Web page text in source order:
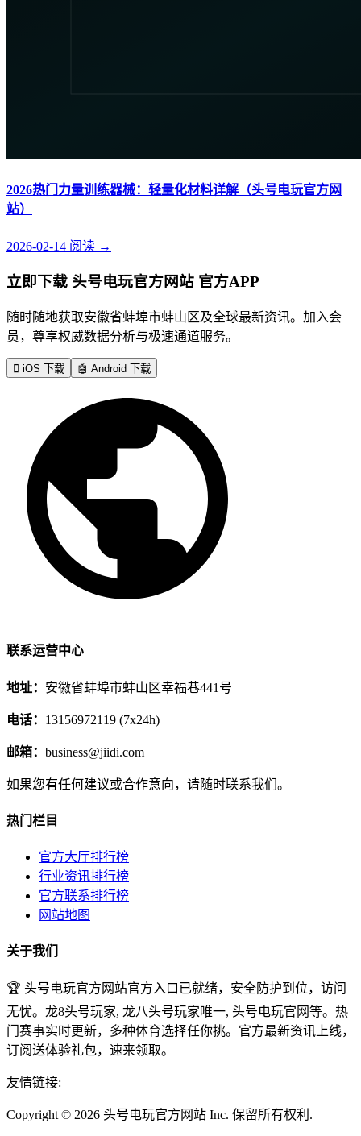
2026热门力量训练器械：轻量化材料详解（头号电玩官方网
站）
2026-02-14 阅读 →
立即下载 头号电玩官方网站 官方APP
随时随地获取安徽省蚌埠市蚌山区及全球最新资讯。加入会
员，尊享权威数据分析与极速通道服务。
 iOS 下载 🤖 Android 下载
联系运营中心
地址： 安徽省蚌埠市蚌山区幸福巷441号
电话： 13156972119 (7x24h)
邮箱： business@jiidi.com
如果您有任何建议或合作意向，请随时联系我们。
热门栏目
官方大厅排行榜
行业资讯排行榜
官方联系排行榜
网站地图
关于我们
🏆 头号电玩官方网站官方入口已就绪，安全防护到位，访问
无忧。龙8头号玩家, 龙八头号玩家唯一, 头号电玩官网等。热
门赛事实时更新，多种体育选择任你挑。官方最新资讯上线，
订阅送体验礼包，速来领取。
友情链接:
Copyright © 2026 头号电玩官方网站 Inc. 保留所有权利.